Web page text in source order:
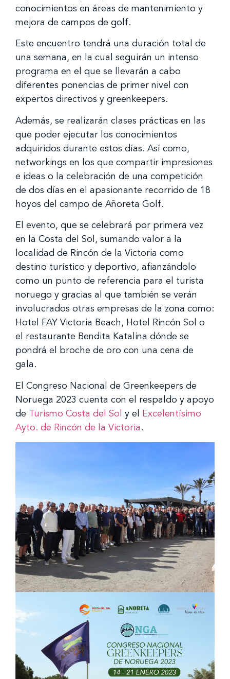
conocimientos en áreas de mantenimiento y
mejora de campos de golf.
Este encuentro tendrá una duración total de
una semana, en la cual seguirán un intenso
programa en el que se llevarán a cabo
diferentes ponencias de primer nivel con
expertos directivos y greenkeepers.
Además, se realizarán clases prácticas en las
que poder ejecutar los conocimientos
adquiridos durante estos días. Así como,
networkings en los que compartir impresiones
e ideas o la celebración de una competición
de dos días en el apasionante recorrido de 18
hoyos del campo de Añoreta Golf.
El evento, que se celebrará por primera vez
en la Costa del Sol, sumando valor a la
localidad de Rincón de la Victoria como
destino turístico y deportivo, afianzándolo
como un punto de referencia para el turista
noruego y gracias al que también se verán
involucrados otras empresas de la zona como:
Hotel FAY Victoria Beach, Hotel Rincón Sol o
el restaurante Bendita Katalina dónde se
pondrá el broche de oro con una cena de
gala.
El Congreso Nacional de Greenkeepers de
Noruega 2023 cuenta con el respaldo y apoyo
de Turismo Costa del Sol y el
Excelentísimo
Ayto. de Rincón de la Victoria .